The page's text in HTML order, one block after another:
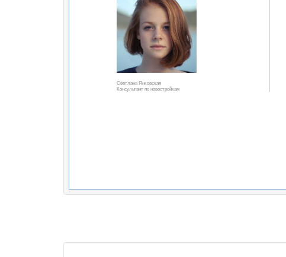
Светлана Янковская
Консультант по новостройкам